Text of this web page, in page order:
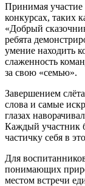
Принимая участие
конкурсах, таких
«Добрый
ребята
умение находить
слаженность
за свою «семью».
Завершением
слова и самые
глазах
Каждый участник
частичку себя в
Для
понимающих
местом встречи